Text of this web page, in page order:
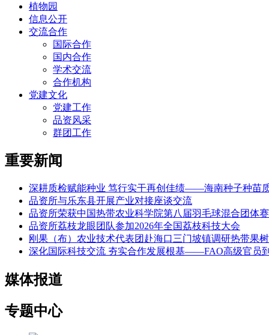
植物园
信息公开
交流合作
国际合作
国内合作
学术交流
合作机构
党建文化
党建工作
品资风采
群团工作
重要新闻
深耕质检赋能种业 笃行实干再创佳绩——海南种子种苗
品资所与乐东县开展产业对接座谈交流
品资所荣获中国热带农业科学院第八届羽毛球混合团体
品资所荔枝龙眼团队参加2026年全国荔枝科技大会
刚果（布）农业技术代表团赴海口三门坡镇调研热带果
深化国际科技交流 夯实合作发展根基——FAO高级官员
媒体报道
专题中心